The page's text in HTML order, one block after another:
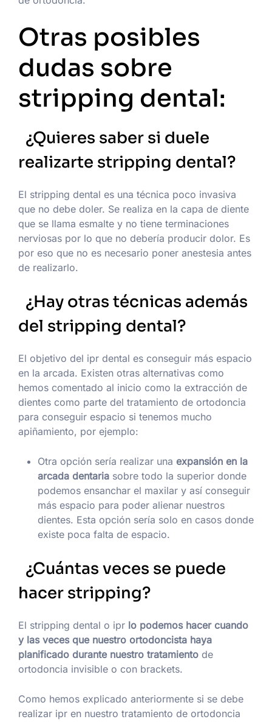
Otras posibles
dudas sobre
stripping dental:
¿Quieres saber si duele
realizarte stripping dental?
El stripping dental es una técnica poco invasiva
que no debe doler. Se realiza en la capa de diente
que se llama esmalte y no tiene terminaciones
nerviosas por lo que no debería producir dolor. Es
por eso que no es necesario poner anestesia antes
de realizarlo.
¿Hay otras técnicas además
del stripping dental?
El objetivo del ipr dental es conseguir más espacio
en la arcada. Existen otras alternativas como
hemos comentado al inicio como la extracción de
dientes como parte del tratamiento de ortodoncia
para conseguir espacio si tenemos mucho
apiñamiento, por ejemplo:
Otra opción sería realizar una expansión en la
arcada dentaria sobre todo la superior donde
podemos ensanchar el maxilar y así conseguir
más espacio para poder alienar nuestros
dientes. Esta opción sería solo en casos donde
existe poca falta de espacio.
¿Cuántas veces se puede
hacer stripping?
El stripping dental o ipr lo podemos hacer cuando
y las veces que nuestro ortodoncista haya
planificado durante nuestro tratamiento de
ortodoncia invisible o con brackets.
Como hemos explicado anteriormente si se debe
realizar ipr en nuestro tratamiento de ortodoncia